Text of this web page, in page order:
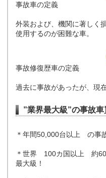
事故車の定義
外装および、機関に著しく
使用するのが困難な車。
事故修復歴車の定義
過去に事故があったが、現
”業界最大級”の事故
＊年間50,000台以上 の事
＊世界 100カ国以上 約
最大級！